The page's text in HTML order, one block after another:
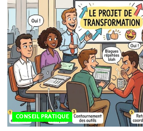
CONSEIL PRATIQUE